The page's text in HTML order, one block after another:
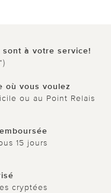
sont à votre service!
où vous voulez
ou au Point Relais
15 jours
cryptées